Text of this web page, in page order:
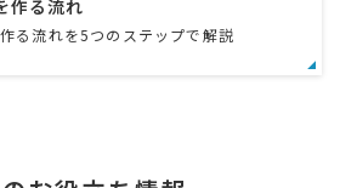
作る流れ
る流れを5つのステップで解説